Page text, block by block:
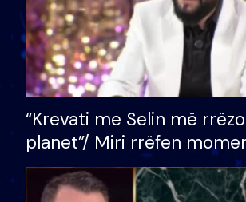
“Krevati me Selin më
planet”/ Miri rrëfen
bukura në shtëpinë e BB
mungojë zilja e mëngjesit